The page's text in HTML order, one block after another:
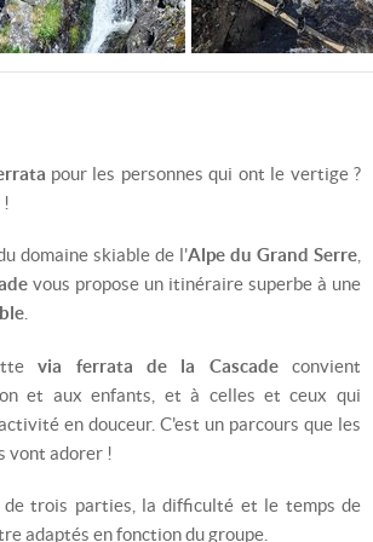
SKI DE RANDONNÉE
VIA FERRATA
pour les personnes qui ont le vertige ?
!
domaine skiable de l'Alpe du Grand Serre,
vous propose un itinéraire superbe à une
.
via ferrata de la Cascadeconvient
et aux enfants, et à celles et ceux qui
en douceur. C'est un parcours que les
vont adorer !
de trois parties, la difficulté et le temps de
adaptés en fonction du groupe.